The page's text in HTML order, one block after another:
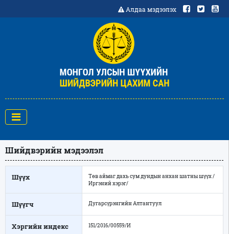
Алдаа мэдээлэх
Шийдвэрийн мэдээлэл
Шүүх
Төв аймаг дахь сум дундын анхан шатны шүүх /
Иргэний хэрэг/
Шүүгч Дугарсүрэнгийн Алтантуул
Хэргийн индекс 151/2016/00559/И